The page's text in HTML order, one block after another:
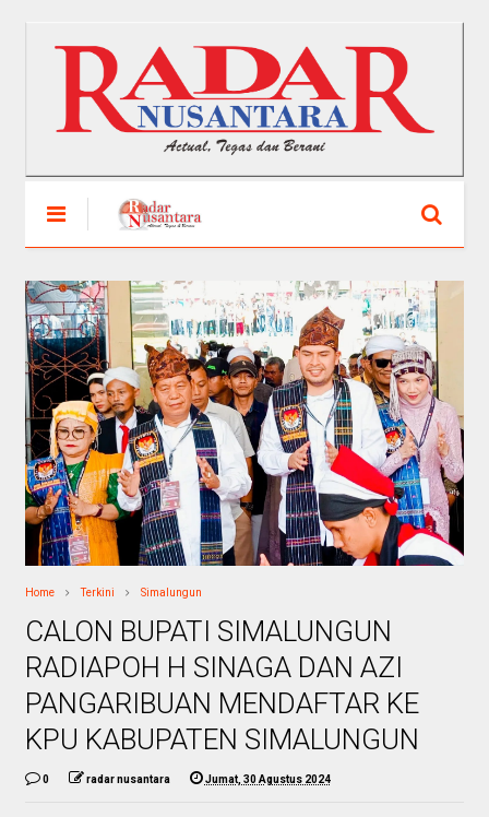
Home Terkini Simalungun
CALON BUPATI SIMALUNGUN
RADIAPOH H SINAGA DAN AZI
PANGARIBUAN MENDAFTAR KE
KPU KABUPATEN SIMALUNGUN
0 radar nusantara Jumat, 30 Agustus 2024